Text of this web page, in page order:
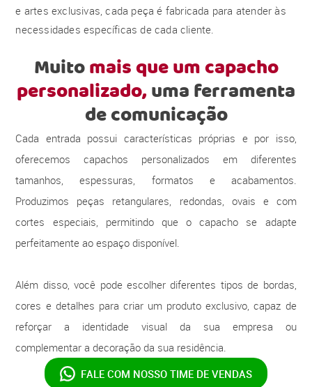
e artes exclusivas, cada peça é fabricada para atender às
necessidades específicas de cada cliente.
Muitomais que um capacho
personalizado,uma ferramenta
de comunicação
Cada entrada possui características próprias e por isso,
oferecemos capachos personalizados em diferentes
tamanhos, espessuras, formatos e acabamentos.
Produzimos peças retangulares, redondas, ovais e com
cortes especiais, permitindo que o capacho se adapte
perfeitamente ao espaço disponível.
Além disso, você pode escolher diferentes tipos de bordas,
cores e detalhes para criar um produto exclusivo, capaz de
reforçar a identidade visual da sua empresa ou
complementar a decoração da sua residência.
FALE COM NOSSO TIME DE VENDAS